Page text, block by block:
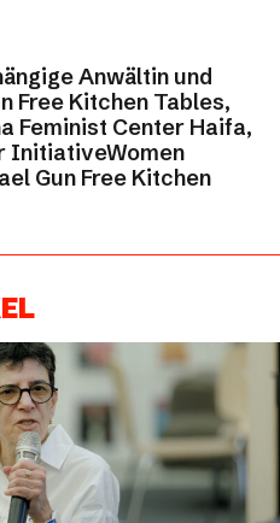
Anwältin und
Free Kitchen Tables,
Feminist Center Haifa,
InitiativeWomen
Gun Free Kitchen